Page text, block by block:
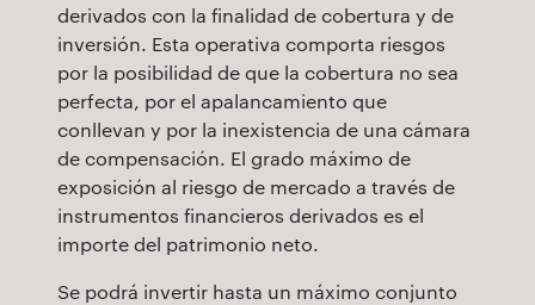
derivados con la finalidad de cobertura y de
inversión. Esta operativa comporta riesgos
por la posibilidad de que la cobertura no sea
perfecta, por el apalancamiento que
conllevan y por la inexistencia de una cámara
de compensación. El grado máximo de
exposición al riesgo de mercado a través de
instrumentos financieros derivados es el
importe del patrimonio neto.
Se podrá invertir hasta un máximo conjunto